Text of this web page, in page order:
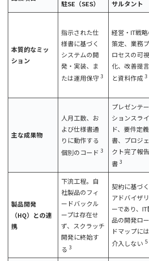
駐SE（SES）
サルタント
本質的なミッ
ション
指示された仕
様書に基づく
システムの開
発・実装、ま
たは運用保守3
経営・IT戦略
策定、業務プ
ロセスの可視
化、改善提言
と資料作成3
主な成果物
人月工数、お
よび仕様書通
りに動作する
個別のコード3
プレゼンテー
ションスライ
ド、要件定義
書、プロジェ
クト完了報告
書3
製品開発
（HQ）との連
携
下流工程。自
社製品のフィ
ードバックル
ープは存在せ
ず、スクラッチ
開発に終始す
る3
契約に基づく
アドバイザリ
ーであり、IT
品の開発ロー
ドマップには
介入しない 5